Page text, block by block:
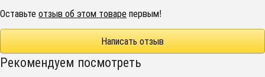
Оставьтеотзыв об этом товарепервым!
Написать отзыв
Рекомендуем посмотреть